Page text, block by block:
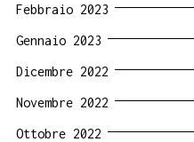
Febbraio 2023
Gennaio 2023
Dicembre 2022
Novembre 2022
Ottobre 2022